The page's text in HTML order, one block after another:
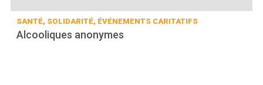
SANTÉ, SOLIDARITÉ, ÉVÉNEMENTS CARITATIFS
Alcooliques anonymes